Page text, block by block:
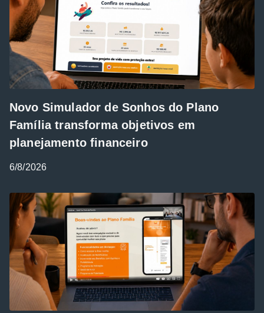
Novo Simulador de Sonhos do Plano
Família transforma objetivos em
planejamento financeiro
6/8/2026